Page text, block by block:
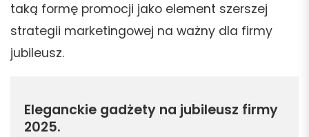
taką formę promocji jako element szerszej
strategii marketingowej na ważny dla firmy
jubileusz.
Eleganckie gadżety na jubileusz firmy
2025.